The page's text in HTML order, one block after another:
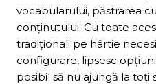
vocabularului, păstrarea
conținutului. Cu toate
tradiționali pe hârtie
configurare, lipsesc
posibil să nu ajungă la